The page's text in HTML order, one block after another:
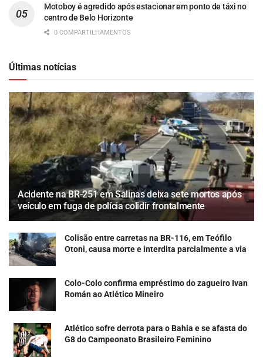
Motoboy é agredido após estacionar em ponto de táxi no
centro de Belo Horizonte
0 COMPARTILHAMENTOS
Últimas notícias
Acidente na BR-251 em Salinas deixa sete mortos após
veículo em fuga de polícia colidir frontalmente
Colisão entre carretas na BR-116, em Teófilo
Otoni, causa morte e interdita parcialmente a via
Colo-Colo confirma empréstimo do zagueiro Ivan
Román ao Atlético Mineiro
Atlético sofre derrota para o Bahia e se afasta do
G8 do Campeonato Brasileiro Feminino